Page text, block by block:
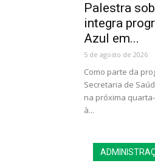
Palestra
integra
Azul em...
5 de agosto de 2026
Como parte da
Secretaria de
na próxima
à...